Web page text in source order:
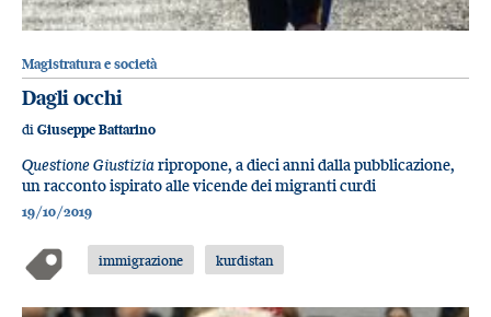
Magistratura e società
Dagli occhi
di Giuseppe Battarino
Questione Giustiziaripropone, a dieci anni dalla pubblicazione,
un racconto ispirato alle vicende dei migranti curdi
19/10/2019
immigrazione kurdistan